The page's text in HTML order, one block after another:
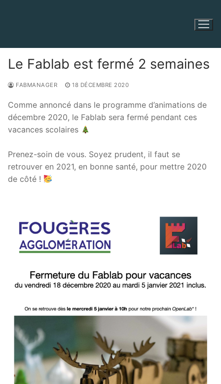
Le Fablab est fermé 2 semaines
FABMANAGER 18 DÉCEMBRE 2020
Comme annoncé dans le programme d’animations de
décembre 2020, le Fablab sera fermé pendant ces
vacances scolaires
Prenez-soin de vous. Soyez prudent, il faut se
retrouver en 2021, en bonne santé, pour mettre 2020
de côté !